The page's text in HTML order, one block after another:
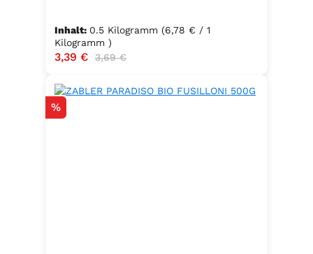
Inhalt: 0.5 Kilogramm (6,78 € / 1
Kilogramm )
Verkaufspreis:
3,39 € Regulärer Preis:
3,69 €
Rabatt
%